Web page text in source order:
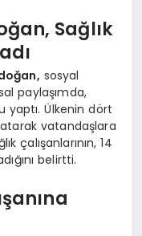
Sağlık
sosyal
paylaşımda,
yaptı. Ülkenin dört
vatandaşlara
çalışanlarının, 14
belirtti.